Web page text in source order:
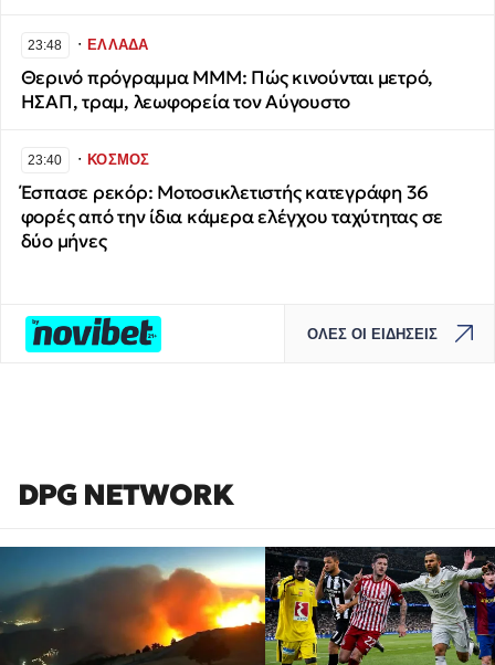
23:48 ∙ΕΛΛΑΔΑ
Θερινό πρόγραμμα ΜΜΜ: Πώς κινούνται μετρό,
ΗΣΑΠ, τραμ, λεωφορεία τον Αύγουστο
23:40 ∙ΚΟΣΜΟΣ
Έσπασε ρεκόρ: Μοτοσικλετιστής κατεγράφη 36
φορές από την ίδια κάμερα ελέγχου ταχύτητας σε
δύο μήνες
ΟΛΕΣ ΟΙ ΕΙΔΗΣΕΙΣ
DPG NETWORK